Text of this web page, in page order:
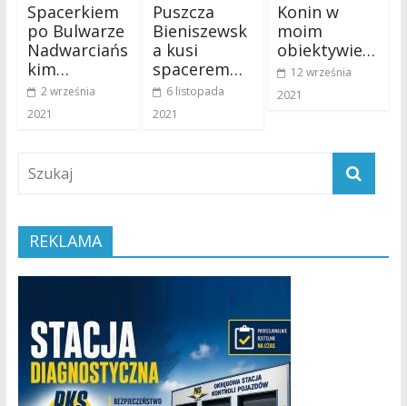
Spacerkiem
po Bulwarze
Nadwarciańs
kim…
2 września
2021
Puszcza
Bieniszewsk
a kusi
spacerem…
6 listopada
2021
Konin w
moim
obiektywie…
12 września
2021
REKLAMA